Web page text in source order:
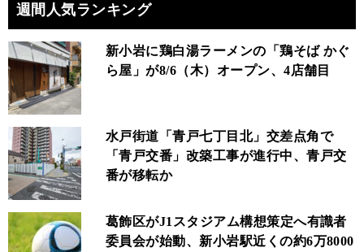
週間人気ランキング
新小岩に鶏白湯ラーメンの「鶏そば かぐ
ら屋」が8/6（木）オープン、4店舗目
水戸街道「青戸七丁目北」交差点角で
「青戸交番」改築工事が進行中、青戸交
番が移転か
葛飾区がJ1スタジアム構想策定へ有識者
委員会が始動、新小岩駅近くの約6万8000